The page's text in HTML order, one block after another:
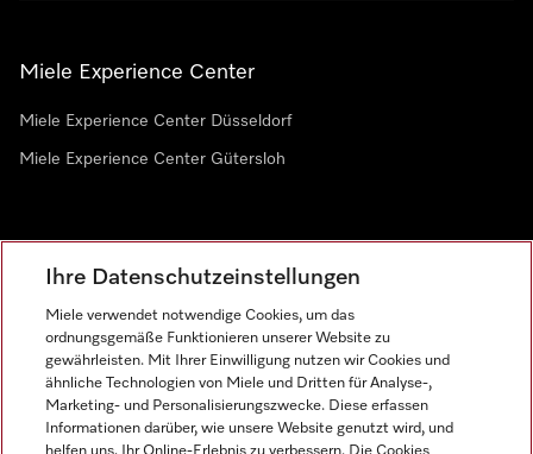
Miele Experience Center
Miele Experience Center Düsseldorf
Miele Experience Center Gütersloh
Ihre Datenschutzeinstellungen
Miele verwendet notwendige Cookies, um das
ordnungsgemäße Funktionieren unserer Website zu
gewährleisten. Mit Ihrer Einwilligung nutzen wir Cookies und
ähnliche Technologien von Miele und Dritten für Analyse-,
Marketing- und Personalisierungszwecke. Diese erfassen
Informationen darüber, wie unsere Website genutzt wird, und